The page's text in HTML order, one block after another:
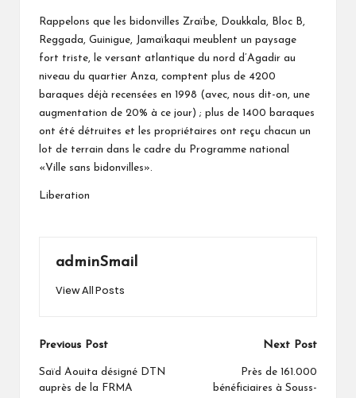
Rappelons que les bidonvilles Zraïbe, Doukkala, Bloc B,
Reggada, Guinigue, Jamaïkaqui meublent un paysage
fort triste, le versant atlantique du nord d’Agadir au
niveau du quartier Anza, comptent plus de 4200
baraques déjà recensées en 1998 (avec, nous dit-on, une
augmentation de 20% à ce jour) ; plus de 1400 baraques
ont été détruites et les propriétaires ont reçu chacun un
lot de terrain dans le cadre du Programme national
«Ville sans bidonvilles».
Liberation
adminSmail
View All Posts
Post
navigation
Previous Post
Saïd Aouita désigné DTN
auprès de la FRMA
Next Post
Près de 161.000
bénéficiaires à Souss-